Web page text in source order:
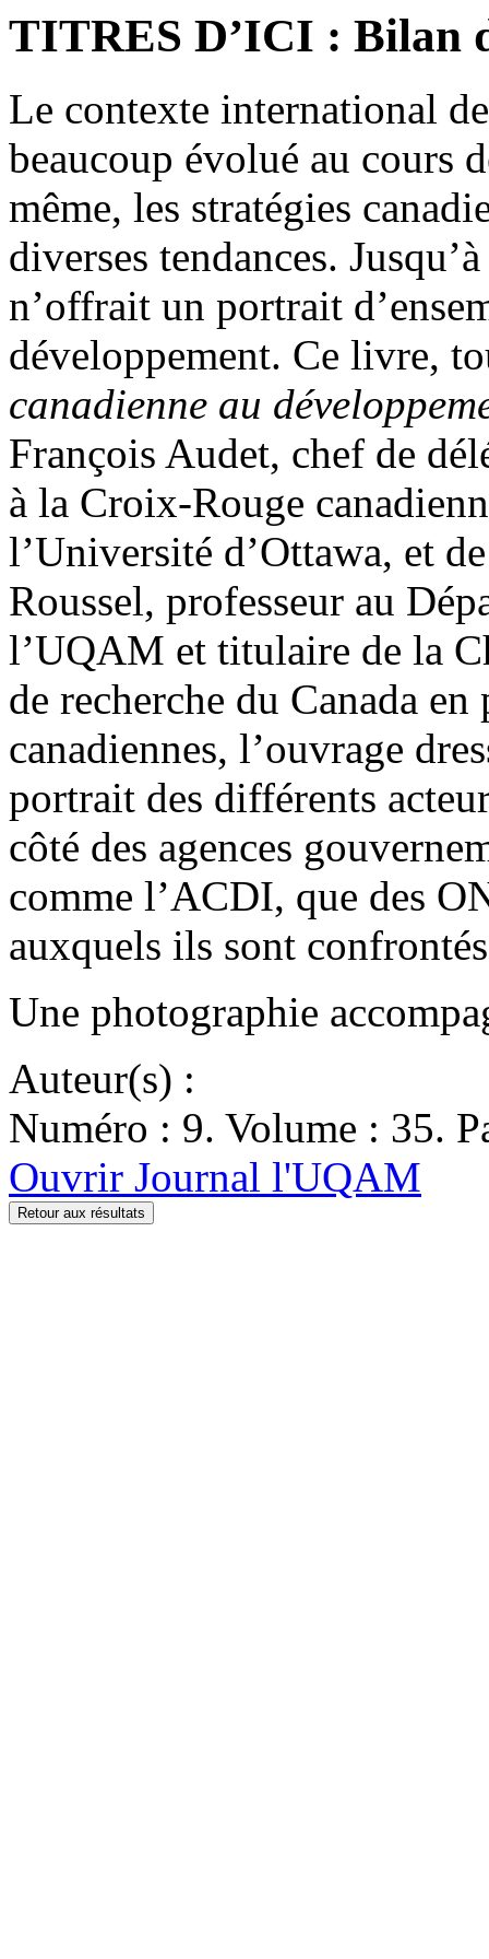
TITRES D’ICI : Bilan
Le contexte international
beaucoup évolué au cours
même, les stratégies
diverses tendances.
n’offrait un portrait
développement. Ce livre,
canadienne au
François Audet, chef de
à la Croix-Rouge
l’Université d’Ottawa, et
Roussel, professeur au
l’UQAM et titulaire de la
de recherche du Canada
canadiennes, l’ouvrage
portrait des différents
côté des agences
comme l’ACDI, que des
auxquels ils sont
Une photographie
Auteur(s) :
Numéro : 9. Volume : 35.
Ouvrir Journal l'UQAM
Retour aux résultats